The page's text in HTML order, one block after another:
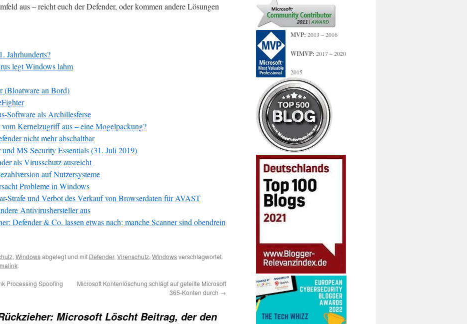
aus – reicht euch der Defender, oder kommen andere Lösungen
Jahrhunderts?
legt Windows lahm
(Bloatware an Bord)
Software als Archillesferse
Kernelzugriff aus – eine Mogelpackung?
nicht mehr abschaltbar
MS Security Essentials (31. Juli 2019)
als Virusschutz ausreicht
auf Nutzersysteme
Probleme in Windows
und Verbot des Verkauf von Browserdaten für AVAST
Antivirushersteller aus
Defender & Co. lassen etwas nach; manche Scanner sind obendrein
, Windowsabgelegt und mit Defender, Virenschutz, Windowsverschlagwortet.
.
Processing Spoofing
Microsoft Kontenlöschung schlägt auf geteilte Microsoft
365-Konten durch →
Microsoft Löscht Beitrag, der den
MVP: 2013 – 2016
WIMVP: 2017 – 2020
2015